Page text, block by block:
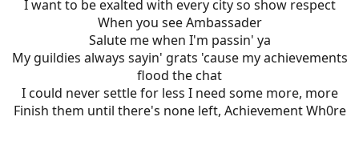
I want to be exalted with every city so show respect
When you see Ambassader
Salute me when I'm passin' ya
My guildies always sayin' grats 'cause my achievements
flood the chat
I could never settle for less I need some more, more
Finish them until there's none left, Achievement Wh0re